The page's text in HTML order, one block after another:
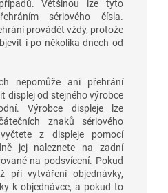
Většinou lze tyto
sériového čísla.
provádět vždy, protože
i po několika dnech od
nepomůže ani přehrání
displej od stejného výrobce
Výrobce displeje lze
znaků sériového
z displeje pomocí
jej naleznete na zadní
na podsvícení. Pokud
při vytváření objednávky,
k objednávce, a pokud to